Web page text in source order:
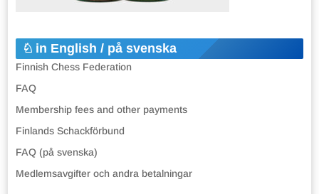
in English / på svenska
Finnish Chess Federation
FAQ
Membership fees and other payments
Finlands Schackförbund
FAQ (på svenska)
Medlemsavgifter och andra betalningar